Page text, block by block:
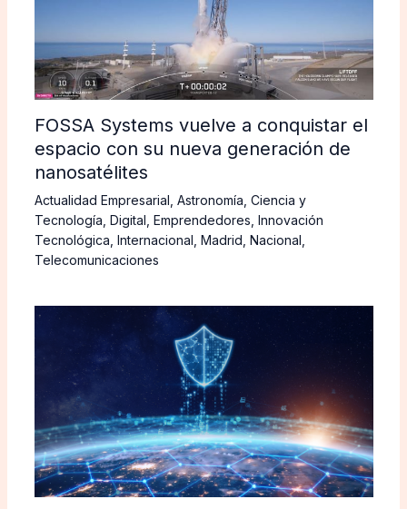
FOSSA Systems vuelve a conquistar el
espacio con su nueva generación de
nanosatélites
Actualidad Empresarial Astronomía Ciencia y
Tecnología Digital Emprendedores Innovación
Tecnológica Internacional Madrid Nacional
Telecomunicaciones